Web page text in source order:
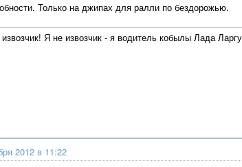
Только на джипах для ралли по бездорожью.
Я не извозчик - я водитель кобылы Лада
2012 в 11:22